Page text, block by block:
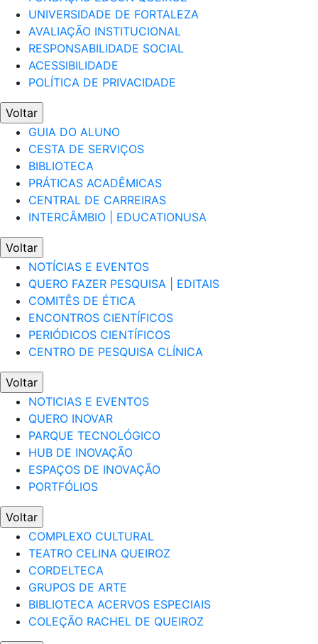
UNIVERSIDADE DE FORTALEZA
AVALIAÇÃO INSTITUCIONAL
RESPONSABILIDADE SOCIAL
ACESSIBILIDADE
POLÍTICA DE PRIVACIDADE
Voltar
GUIA DO ALUNO
CESTA DE SERVIÇOS
BIBLIOTECA
PRÁTICAS ACADÊMICAS
CENTRAL DE CARREIRAS
INTERCÂMBIO | EDUCATIONUSA
Voltar
NOTÍCIAS E EVENTOS
QUERO FAZER PESQUISA | EDITAIS
COMITÊS DE ÉTICA
ENCONTROS CIENTÍFICOS
PERIÓDICOS CIENTÍFICOS
CENTRO DE PESQUISA CLÍNICA
Voltar
NOTICIAS E EVENTOS
QUERO INOVAR
PARQUE TECNOLÓGICO
HUB DE INOVAÇÃO
ESPAÇOS DE INOVAÇÃO
PORTFÓLIOS
Voltar
COMPLEXO CULTURAL
TEATRO CELINA QUEIROZ
CORDELTECA
GRUPOS DE ARTE
BIBLIOTECA ACERVOS ESPECIAIS
COLEÇÃO RACHEL DE QUEIROZ